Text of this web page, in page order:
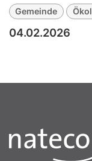
Gemeinde
04.02.2026